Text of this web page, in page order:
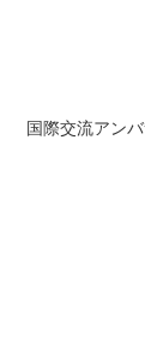
国際交流アン